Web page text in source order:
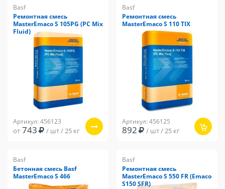
Basf
Ремонтная смесь
MasterEmaco S 105PG (PC Mix
Fluid)
Артикул: 456123
от 743 / шт / 25 кг
Basf
Ремонтная смесь
MasterEmaco S 110 TIX
Артикул: 456125
892 / шт / 25 кг
Basf
Бетонная смесь Basf
MasterEmaco S 466
Basf
Ремонтная смесь
MasterEmaco S 550 FR (Emaco
S150 SFR)